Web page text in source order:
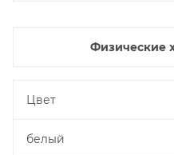
Физические
Цвет
белый